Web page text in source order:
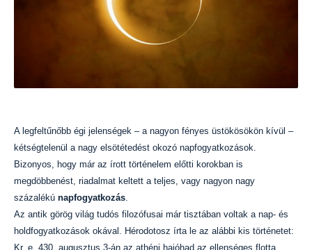
A legfeltűnőbb égi jelenségek – a nagyon fényes üstökösökön kívül –
kétségtelenül a nagy elsötétedést okozó napfogyatkozások.
Bizonyos, hogy már az írott történelem előtti korokban is
megdöbbenést, riadalmat keltett a teljes, vagy nagyon nagy
százalékú napfogyatkozás.
Az antik görög világ tudós filozófusai már tisztában voltak a nap- és
holdfogyatkozások okával. Hérodotosz írta le az alábbi kis történetet:
Kr. e. 430. augusztus 3-án az athéni hajóhad az ellenséges flotta